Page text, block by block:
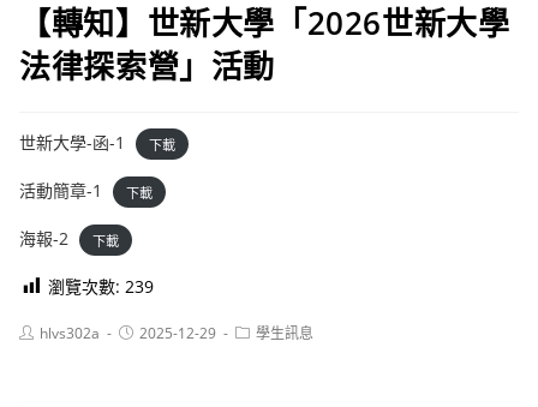
【轉知】世新大學「2026世新大學
法律探索營」活動
世新大學-函-1 下載
活動簡章-1 下載
海報-2 下載
瀏覽次數: 239
Posthlvs302a
Post2025-12-29
Post學生訊息